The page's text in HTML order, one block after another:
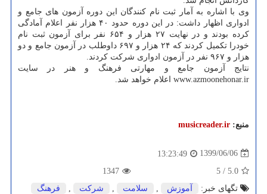
وی با اشاره به آمار ثبت نام کنندگان این دوره آزمون های جامع و
ادواری اظهار داشت: در این دوره حدود ۴۰ هزار نفر اعلام آمادگی
کرده بودند و در نهایت ۲۷ هزار و ۶۵۴ نفر برای آزمون ثبت نام
خودرا تکمیل کردند که ۲۴ هزار و ۶۹۷ داوطلب در آزمون جامع و دو
هزار و ۹۶۷ نفر در آزمون ادواری شرکت کردند.
نتایج آزمون جامع و مهارتی فرهنگ و هنر در سایت
www.azmoonehonar.ir اعلام خواهد شد.
منبع: musicreader.ir
1399/06/06
13:23:49
5.0
/
5
1347
تگهای خبر:
آموزش , سلامت , شركت , فرهنگ